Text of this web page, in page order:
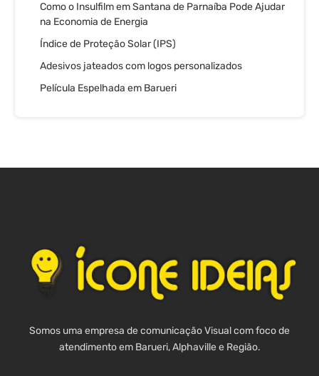
Como o Insulfilm em Santana de Parnaíba Pode Ajudar
na Economia de Energia
Índice de Proteção Solar (IPS)
Adesivos jateados com logos personalizados
Película Espelhada em Barueri
Somos uma empresa de comunicação Visual com foco de
atendimento em Barueri, Alphaville e Região.